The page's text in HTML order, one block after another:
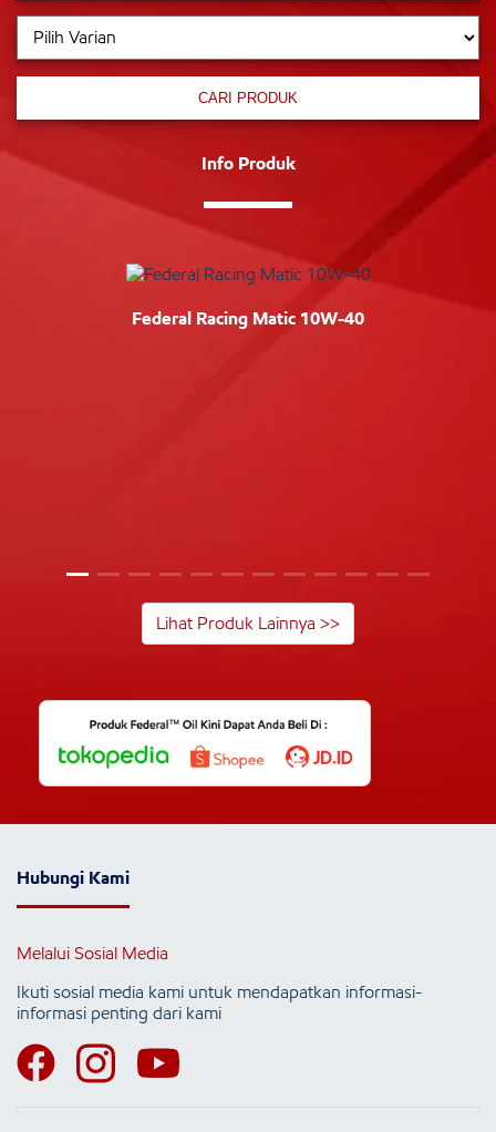
CARI PRODUK
Info Produk
Federal Racing Matic 10W-40
Lihat Produk Lainnya >>
Hubungi Kami
Melalui Sosial Media
Ikuti sosial media kami untuk mendapatkan informasi-
informasi penting dari kami